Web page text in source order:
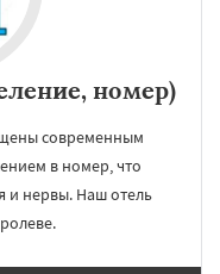
номер)
современным
в номер, что
и нервы. Наш отель